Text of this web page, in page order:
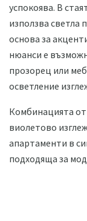
успокоява. В
използва светла
основа за
нюанси е
прозорец или
осветление
Комбинацията
виолетово
апартаменти в
подходяща за